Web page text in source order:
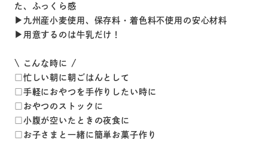
た、ふっくら感
▶︎九州産小麦使用、保存料・着色料不使用の安心材料
▶︎用意するのは牛乳だけ！
\ こんな時に /
□忙しい朝に朝ごはんとして
□手軽におやつを手作りしたい時に
□おやつのストックに
□小腹が空いたときの夜食に
□お子さまと一緒に簡単お菓子作り